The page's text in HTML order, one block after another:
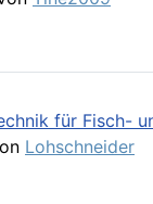
für Fisch-
Lohschneider